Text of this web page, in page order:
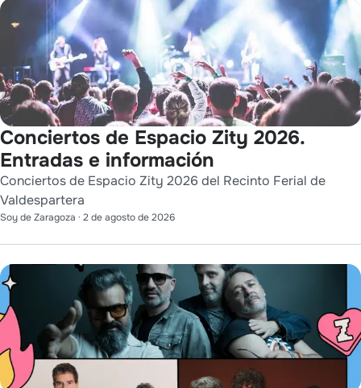
Conciertos de Espacio Zity 2026.
Entradas e información
Conciertos de Espacio Zity 2026 del Recinto Ferial de
Valdespartera
Soy de Zaragoza · 2 de agosto de 2026